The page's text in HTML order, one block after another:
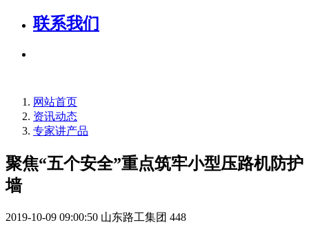
联系我们
网站首页
资讯动态
专家讲产品
聚焦“五个安全”重点筑牢小型压路机防护
墙
2019-10-09 09:00:50 山东路工集团 448